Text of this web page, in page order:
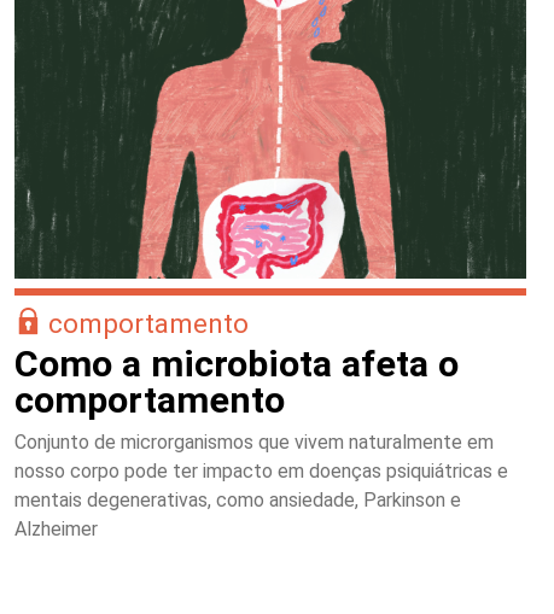
comportamento
Como a microbiota afeta o
comportamento
Conjunto de microrganismos que vivem naturalmente em
nosso corpo pode ter impacto em doenças psiquiátricas e
mentais degenerativas, como ansiedade, Parkinson e
Alzheimer